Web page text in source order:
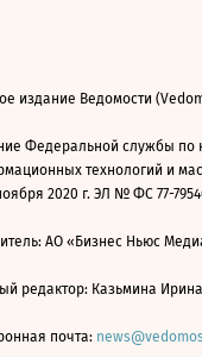
издание Ведомости
Федеральной службы по
технологий и
2020 г. ЭЛ № ФС 77-
АО «Бизнес Ньюс
редактор: Казьмина
почта: